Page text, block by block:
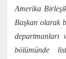
Amerika
Başkan olarak
departmanları
bölümünde